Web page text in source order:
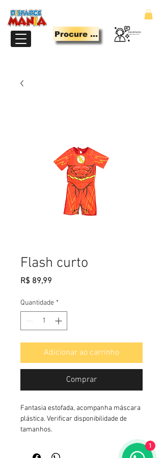
Procure Aqui
Flash curto
R$ 89,99
Quantidade *
Adicionar ao carrinho
Comprar
Fantasia estofada, acompanha máscara
plástica. Verificar disponibilidade de
tamanhos.
1